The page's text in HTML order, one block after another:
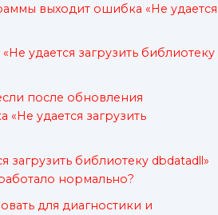
выходит ошибка «Не удается
удается загрузить библиотеку
после обновления
удается загрузить
загрузить библиотеку dbdatadll»
нормально?
для диагностики и